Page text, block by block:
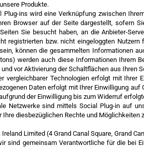
Produkte.
Plug-ins wird eine Verknüpfung zwischen
Browser auf der Seite dargestellt, sofern
Sie besucht haben, an die Anbieter-
registrierten bzw. nicht eingeloggten
können die gesammelten Informationen
werden auch diese Informationen Ihrem
vor Aktivierung der Schaltflächen aus Ihren
vergleichbarer Technologien erfolgt mit
Daten erfolgt mit Ihrer Einwilligung
der Einwilligung bis zum Widerruf
Netzwerke sind mittels Social Plug-in auf
Ihre diesbezüglichen Rechte und
Limited (4 Grand Canal Square, Grand
sind gemeinsam Verantwortliche für die bei